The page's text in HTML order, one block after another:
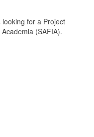
for a Project
(SAFIA).